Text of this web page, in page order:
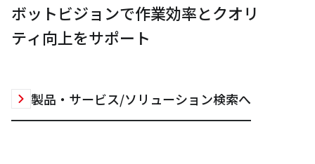
ボットビジョンで作業効率とクオリ
ティ向上をサポート
製品・サービス/ソリューション検索へ